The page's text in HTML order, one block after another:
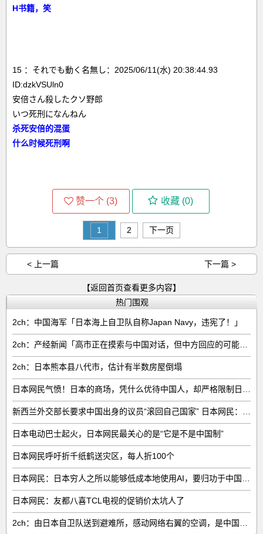
H书籍，笑
15 ：それでも動く名無し：2025/06/11(水) 20:38:44.93
ID:dzkVSUln0
安倍さん殺したクソ野郎
いつ死刑になんねん
杀死安倍的混蛋
什么时候死刑啊
赞一个 (3) 收藏 (0)
1 2 下一页
< 上一篇 下一篇 >
【返回首页查看更多内容】
热门围观
2ch：中国海军「日本海上自卫队自称Japan Navy，违宪了！」
2ch：日本熊本县八代市，估计有半数房屋倒塌
日本电动巴士起火，日本网民最关心的是“它是不是中国制”
日本网民呼吁折千纸鹤送灾区，每人折100个
日本网民：友都八喜TCL电视的促销价太坑人了